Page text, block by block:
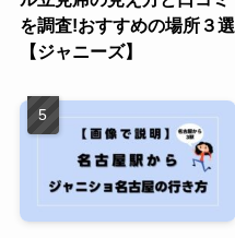
を調査!おすすめの場所３選
【ジャニーズ】